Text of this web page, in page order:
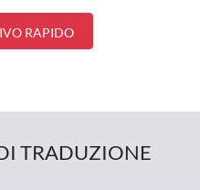
RAPIDO
TRADUZIONE